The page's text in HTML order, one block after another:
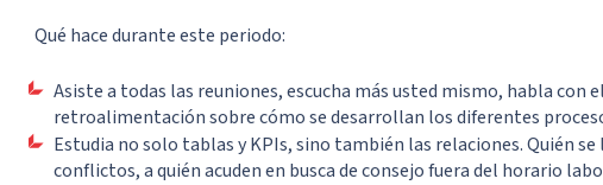
Qué hace durante este periodo:
Asiste a todas las reuniones, escucha más usted mismo, habla con
retroalimentación sobre cómo se desarrollan los diferentes
Estudia no solo tablas y KPIs, sino también las relaciones. Quién
conflictos, a quién acuden en busca de consejo fuera del horario